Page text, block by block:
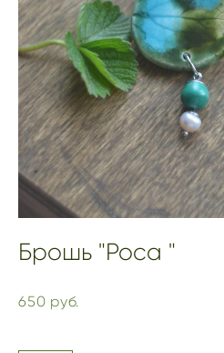
Брошь "Роса "
650 pуб.